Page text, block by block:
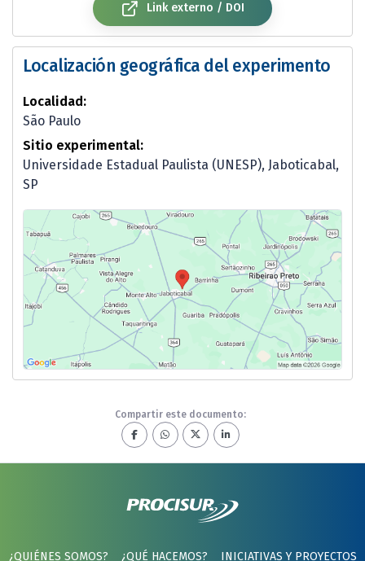
Link externo / DOI
Localización geográfica del experimento
Localidad:
São Paulo
Sitio experimental:
Universidade Estadual Paulista (UNESP), Jaboticabal,
SP
Compartir este documento:
¿QUIÉNES SOMOS? ¿QUÉ HACEMOS? INICIATIVAS Y PROYECTOS